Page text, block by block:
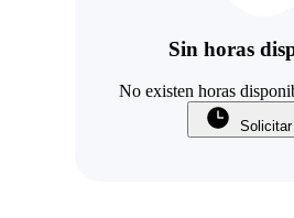
Sin horas
No existen horas